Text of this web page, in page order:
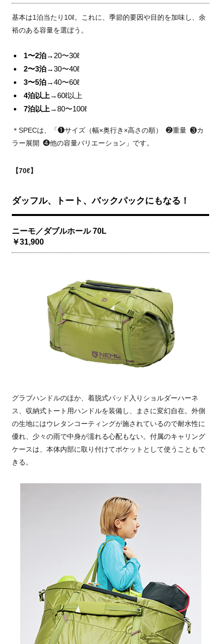
基本は1泊当たり10ℓ。これに、季節的要因や目的を加味し、余
裕のある容量を選ぼう。
1〜2泊→20〜30ℓ
2〜3泊→30〜40ℓ
3〜5泊→40〜60ℓ
4泊以上 →60ℓ以上
7泊以上 →80〜100ℓ
＊SPECは、「❶サイズ（幅×奥行き×高さの順） ❷重量 ❸カ
ラー展開 ❹他の容量バリエーション」です。
【70ℓ】
ダッフル、トート、バックパックにもなる！
ニーモ／ダブルホール 70L
￥31,900
グラブハンドルのほか、着脱式パッド入りショルダーハーネ
ス、収納式トート用ハンドルを装備し、まさに変幻自在。外側
の生地にはウレタンコーティングが施されているので耐水性に
優れ、少々の雨で中身が濡れる心配もない。付属のキャリング
ケースは、本体内部に取り付けてポケットとして使うこともで
きる。